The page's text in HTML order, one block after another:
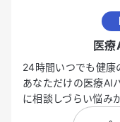
医療
24時間いつでも健康
あなただけの医療AI
に相談しづらい悩み